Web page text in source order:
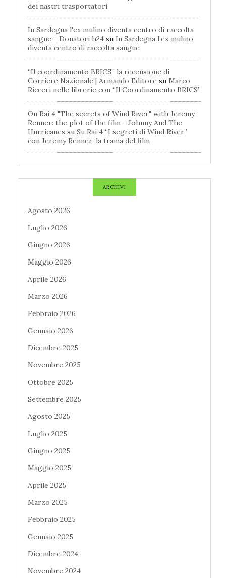
dei nastri trasportatori
In Sardegna l'ex mulino diventa centro di raccolta
sangue - Donatori h24 su In Sardegna l’ex mulino
diventa centro di raccolta sangue
“Il coordinamento BRICS” la recensione di
Corriere Nazionale | Armando Editore su Marco
Ricceri nelle librerie con “Il Coordinamento BRICS”
On Rai 4 "The secrets of Wind River" with Jeremy
Renner: the plot of the film - Johnny And The
Hurricanes su Su Rai 4 “I segreti di Wind River”
con Jeremy Renner: la trama del film
ARCHIVI
Agosto 2026
Luglio 2026
Giugno 2026
Maggio 2026
Aprile 2026
Marzo 2026
Febbraio 2026
Gennaio 2026
Dicembre 2025
Novembre 2025
Ottobre 2025
Settembre 2025
Agosto 2025
Luglio 2025
Giugno 2025
Maggio 2025
Aprile 2025
Marzo 2025
Febbraio 2025
Gennaio 2025
Dicembre 2024
Novembre 2024